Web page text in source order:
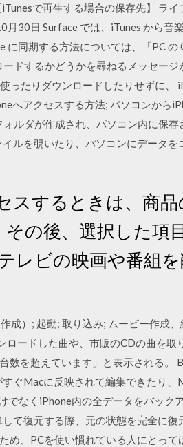
で再生する場合の保存先】 ライ
30日 Surface では、iTunes から音
に同期する方法については、「PC の
ドするかどうかを尋ねるメッセージ
ったりダウンロードしたりせずに、
へアクセスする方法; パソコンから
ルダが作成され、パソコン内に保存
ルを覗いたり、パソコンにデータを
スするときは、商品
の後、選択した項
レビの映画や番組
成）; 起動; 取り込み; ムービー作成、
ードした曲や、市販のCDの曲を取
数を超えています」と表示される。
ぐMacに反映されて編集できたり、
でなくiPhone内の全データをバック
て復元する際、元の状態を完全に
め、PCを使い慣れている人にとって